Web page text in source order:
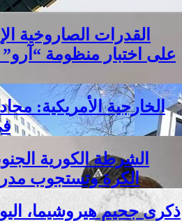
القدرات الصاروخية
على اختبار منظومة
الخارجية الأمريكية:
الشرطة الكورية
الكرة وتستجوب
ذكرى جحيم هيروشيما،